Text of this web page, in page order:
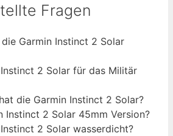
Fragen
Garmin Instinct 2 Solar
2 Solar für das Militär
die Garmin Instinct 2 Solar?
Instinct 2 Solar 45mm Version?
2 Solar wasserdicht?